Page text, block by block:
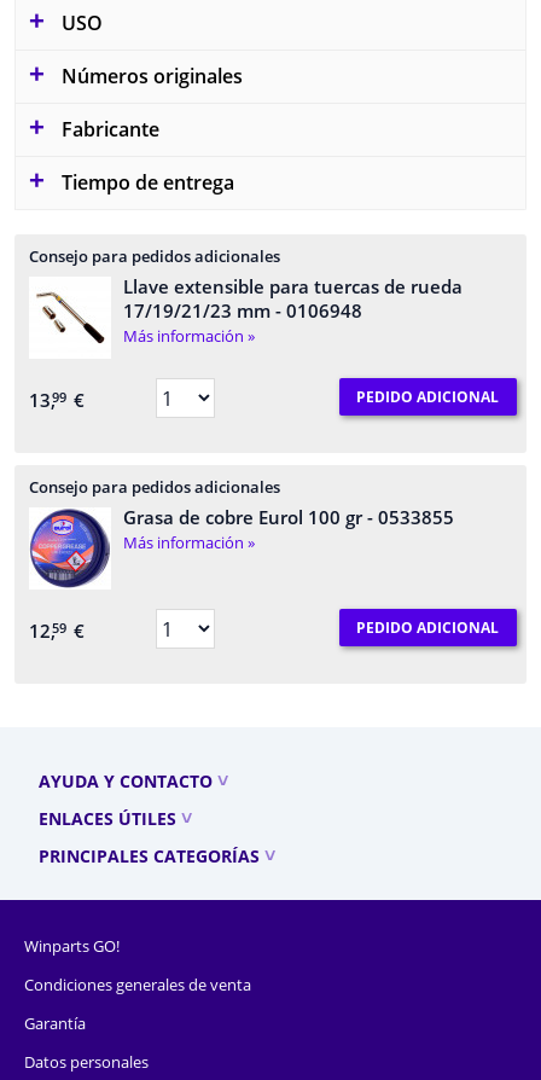
USO
Números originales
Fabricante
Tiempo de entrega
Consejo para pedidos adicionales
Llave extensible para tuercas de rueda
17/19/21/23 mm - 0106948
Más información »
13,99 € PEDIDO ADICIONAL
Consejo para pedidos adicionales
Grasa de cobre Eurol 100 gr- 0533855
Más información »
12,59 € PEDIDO ADICIONAL
AYUDA Y CONTACTO
ENLACES ÚTILES
PRINCIPALES CATEGORÍAS
Winparts GO!
Condiciones generales de venta
Garantía
Datos personales